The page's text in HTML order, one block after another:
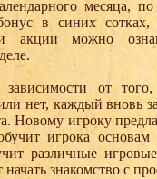
месяца,
в синих
акции можно
от того,
нет, каждый вновь
Новому игроку
игрока
различные
знакомство с